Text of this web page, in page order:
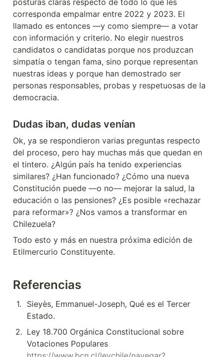
corresponda empalmar entre 2022 y 2023. El
llamado es entonces —y como siempre— a votar
con información y criterio. No elegir nuestros
candidatos o candidatas porque nos produzcan
simpatía o tengan fama, sino porque representan
nuestras ideas y porque han demostrado ser
personas responsables, probas y respetuosas de la
democracia.
Dudas iban, dudas venían
Ok, ya se respondieron varias preguntas respecto
del proceso, pero hay muchas más que quedan en
el tintero. ¿Algún país ha tenido experiencias
similares? ¿Han funcionado? ¿Cómo una nueva
Constitución puede —o no— mejorar la salud, la
educación o las pensiones? ¿Es posible «rechazar
para reformar»? ¿Nos vamos a transformar en
Chilezuela?
Todo esto y más en nuestra próxima edición de
Etilmercurio Constituyente.
Referencias
1.
Sieyès, Emmanuel-Joseph, Qué es el Tercer
Estado.
2. Ley 18.700 Orgánica Constitucional sobre